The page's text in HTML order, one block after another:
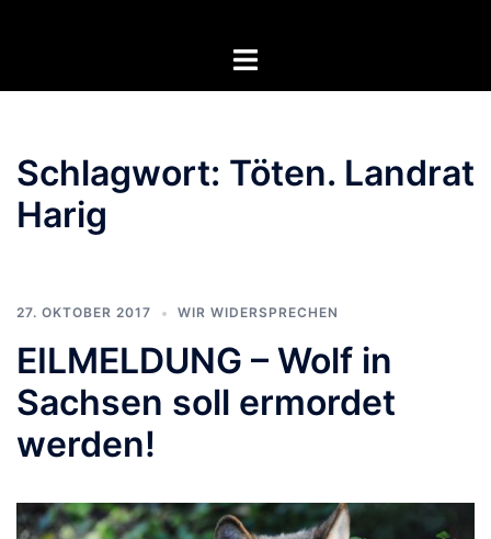
Menü
Schlagwort: Töten. Landrat
Harig
27. OKTOBER 2017 WIR WIDERSPRECHEN
EILMELDUNG – Wolf in
Sachsen soll ermordet
werden!